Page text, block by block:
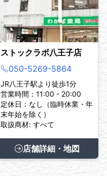
ストックラボ八王子店
050-5269-5864
JR八王子駅より徒歩1分
営業時間：11:00 - 20:00
定休日：なし（臨時休業・年
末年始を除く）
取扱商材: すべて
店舗詳細・地図